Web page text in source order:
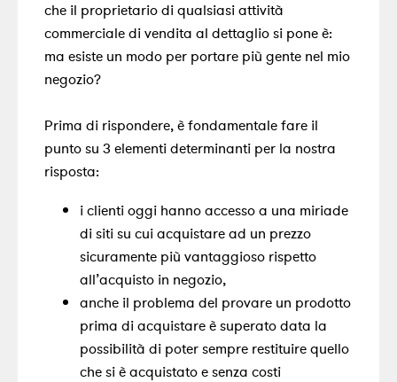
che il proprietario di qualsiasi attività
commerciale di vendita al dettaglio si pone è:
ma esiste un modo per portare più gente nel mio
negozio?
Prima di rispondere, è fondamentale fare il
punto su 3 elementi determinanti per la nostra
risposta:
i clienti oggi hanno accesso a una miriade
di siti su cui acquistare ad un prezzo
sicuramente più vantaggioso rispetto
all’acquisto in negozio,
anche il problema del provare un prodotto
prima di acquistare è superato data la
possibilità di poter sempre restituire quello
che si è acquistato e senza costi